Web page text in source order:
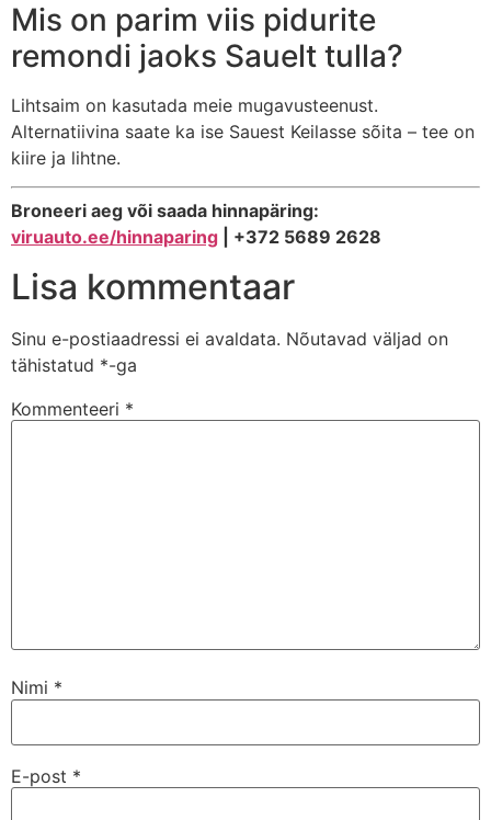
Mis on parim viis pidurite
remondi jaoks Sauelt tulla?
Lihtsaim on kasutada meie mugavusteenust.
Alternatiivina saate ka ise Sauest Keilasse sõita – tee on
kiire ja lihtne.
Broneeri aeg või saada hinnapäring:
viruauto.ee/hinnaparing | +372 5689 2628
Lisa kommentaar
Sinu e-postiaadressi ei avaldata. Nõutavad väljad on
tähistatud *-ga
Kommenteeri *
Nimi *
E-post *